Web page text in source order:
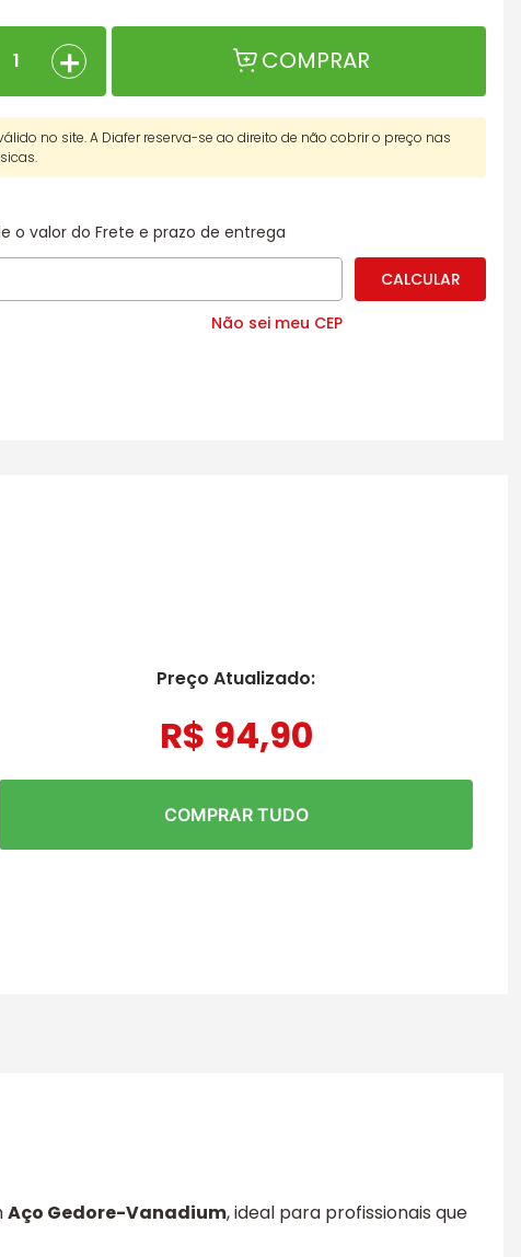
＋ COMPRAR
no site. A Diafer reserva-se ao direito de não cobrir o preço nas
o valor do Frete e prazo de entrega
Não sei meu CEP
Preço Atualizado:
R$ 94,90
COMPRAR TUDO
Aço Gedore-Vanadium, ideal para profissionais que